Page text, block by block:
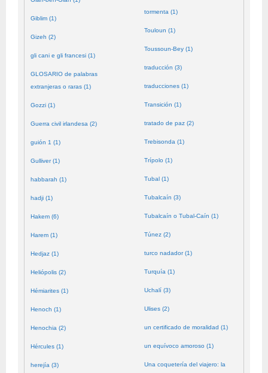
Giblim (1)
Gizeh (2)
gli cani e gli francesi (1)
GLOSARIO de palabras
extranjeras o raras (1)
Gozzi (1)
Guerra civil irlandesa (2)
guión 1 (1)
Gulliver (1)
habbarah (1)
hadji (1)
Hakem (6)
Harem (1)
Hedjaz (1)
Heliópolis (2)
Hémiarites (1)
Henoch (1)
Henochia (2)
Hércules (1)
herejía (3)
tormenta (1)
Touloun (1)
Toussoun-Bey (1)
traducción (3)
traducciones (1)
Transición (1)
tratado de paz (2)
Trebisonda (1)
Trípolo (1)
Tubal (1)
Tubalcaín (3)
Tubalcaín o Tubal-Caín (1)
Túnez (2)
turco nadador (1)
Turquía (1)
Uchalí (3)
Ulises (2)
un certificado de moralidad (1)
un equívoco amoroso (1)
Una coquetería del viajero: la